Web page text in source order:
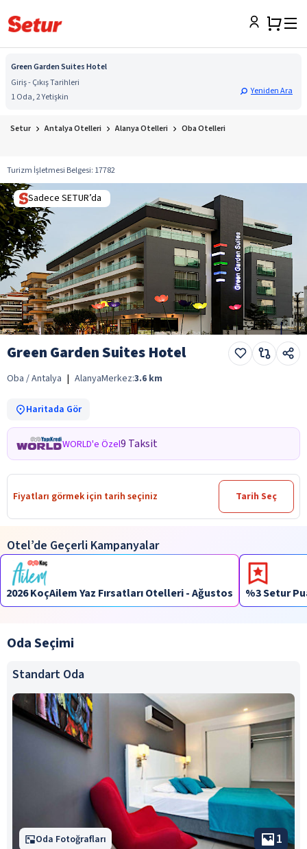
Green Garden Suites Hotel
Giriş - Çıkış Tarihleri
1 Oda, 2 Yetişkin
Yeniden Ara
Setur Antalya Otelleri Alanya Otelleri Oba Otelleri
Turizm İşletmesi Belgesi: 17782
Sadece SETUR’da
Green Garden Suites Hotel
Oba / Antalya | AlanyaMerkez:3.6 km
Haritada Gör
WORLD'e Özel9 Taksit
Fiyatları görmek için tarih seçiniz Tarih Seç
Otel’de Geçerli Kampanyalar
2026 KoçAilem Yaz Fırsatları Otelleri - Ağustos %3 Setur
Oda Seçimi
Standart Oda
Oda Fotoğrafları 1